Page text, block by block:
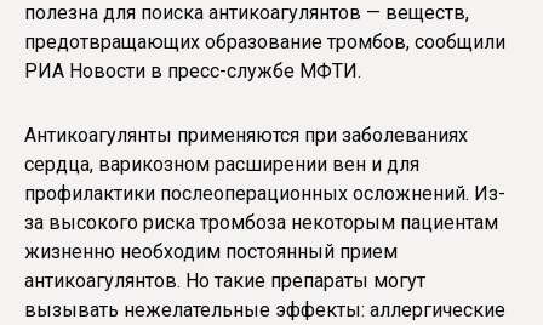
полезна для поиска антикоагулянтов — веществ,
предотвращающих образование тромбов, сообщили
РИА Новости в пресс-службе МФТИ.
Антикоагулянты применяются при заболеваниях
сердца, варикозном расширении вен и для
профилактики послеоперационных осложнений. Из-
за высокого риска тромбоза некоторым пациентам
жизненно необходим постоянный прием
антикоагулянтов. Но такие препараты могут
вызывать нежелательные эффекты: аллергические